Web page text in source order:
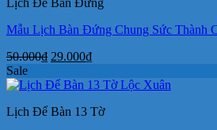
29.000₫.
Mẫu Lịch Bàn Đứng Chung Sức Thành
50.000₫ Giá
là:
29.000₫Giá
tại
29.000₫.
Sale
Lịch Để Bàn 13 Tờ